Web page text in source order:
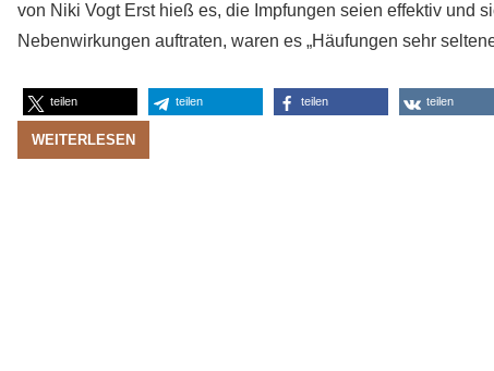
von Niki Vogt Erst hieß es, die Impfungen seien effektiv und
Nebenwirkungen auftraten, waren es „Häufungen sehr
teilen teilen teilen teilen
WEITERLESEN